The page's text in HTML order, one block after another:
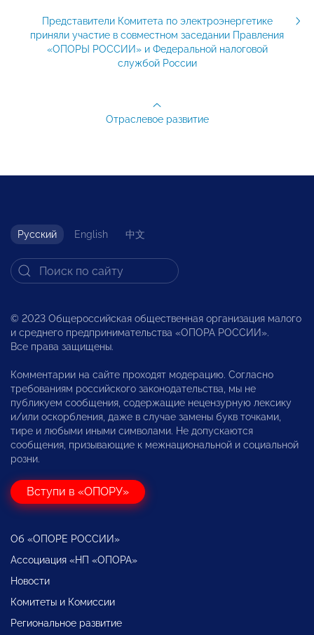
Представители Комитета по электроэнергетике
приняли участие в совместном заседании Правления
«ОПОРЫ РОССИИ» и Федеральной налоговой
службой России
Отраслевое развитие
Русский English 中文
© 2023 Общероссийская общественная организация малого
и среднего предпринимательства «ОПОРА РОССИИ».
Все права защищены.
Комментарии на сайте проходят модерацию. Согласно
требованиям российского законодательства, мы не
публикуем сообщения, содержащие нецензурную лексику
и/или оскорбления, даже в случае замены букв точками,
тире и любыми иными символами. Не допускаются
сообщения, призывающие к межнациональной и социальной
розни.
Вступи в «ОПОРУ»
Об «ОПОРЕ РОССИИ»
Ассоциация «НП «ОПОРА»
Новости
Комитеты и Комиссии
Региональное развитие